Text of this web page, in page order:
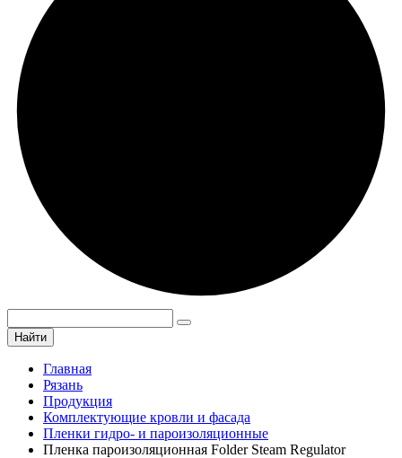
Найти
Главная
Рязань
Продукция
Комплектующие кровли и фасада
Пленки гидро- и пароизоляционные
Пленка пароизоляционная Folder Steam Regulator